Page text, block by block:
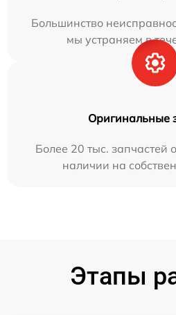
Большинство
мы устраняем в
Оригинальные
Более 20 тыс. запчастей
наличии на
Этапы